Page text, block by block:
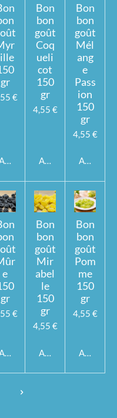
gr
€
au panier
Bon
bon
goût
Coq
ueli
cot
150
gr
4,55 €
Ajouter au panier
Bon
bon
goût
Mél
ang
e
Pass
ion
150
gr
4,55 €
Ajouter
e
gr
€
Ajouter au panier
Bon
bon
goût
Mir
abel
le
150
gr
4,55 €
Ajouter au panier
Bon
bon
goût
Pom
me
150
gr
4,55 €
Ajouter